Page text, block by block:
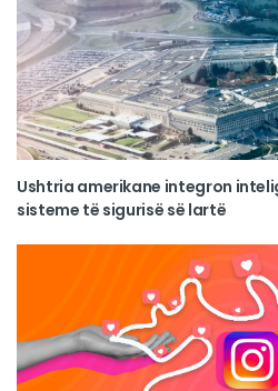
Ushtria amerikane integron
sisteme të sigurisë së lartë